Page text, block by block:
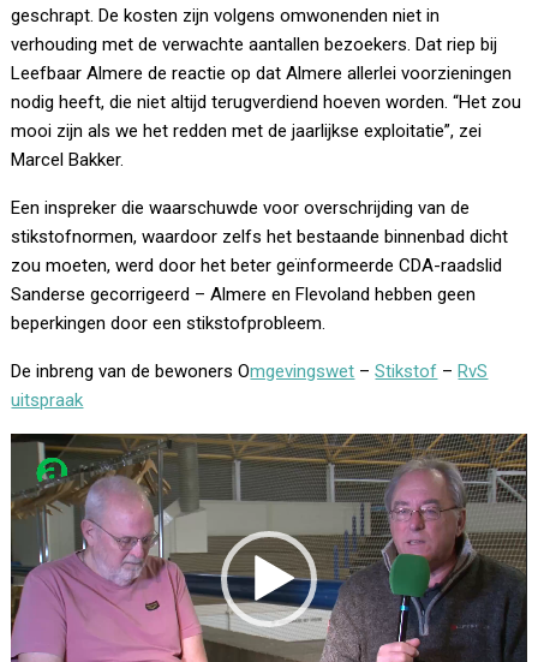
geschrapt. De kosten zijn volgens omwonenden niet in
verhouding met de verwachte aantallen bezoekers. Dat riep bij
Leefbaar Almere de reactie op dat Almere allerlei voorzieningen
nodig heeft, die niet altijd terugverdiend hoeven worden. “Het zou
mooi zijn als we het redden met de jaarlijkse exploitatie”, zei
Marcel Bakker.
Een inspreker die waarschuwde voor overschrijding van de
stikstofnormen, waardoor zelfs het bestaande binnenbad dicht
zou moeten, werd door het beter geïnformeerde CDA-raadslid
Sanderse gecorrigeerd – Almere en Flevoland hebben geen
beperkingen door een stikstofprobleem.
De inbreng van de bewoners Omgevingswet –Stikstof –RvS
uitspraak
Videospeler